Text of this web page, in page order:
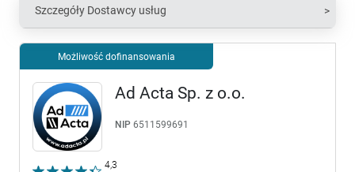
Możliwość dofinansowania
4,3
Ad Acta Sp. z o.o.
NIP 6511599691
Szczegóły Dostawcy usług